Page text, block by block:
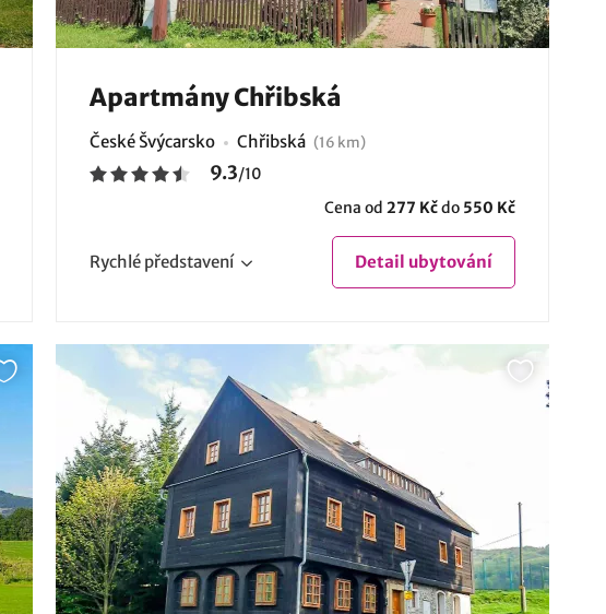
Apartmány Chřibská
České Švýcarsko Chřibská (16 km)
9.3/10
Cena od 277 Kčdo 550 Kč
Rychlé představení Detail ubytování